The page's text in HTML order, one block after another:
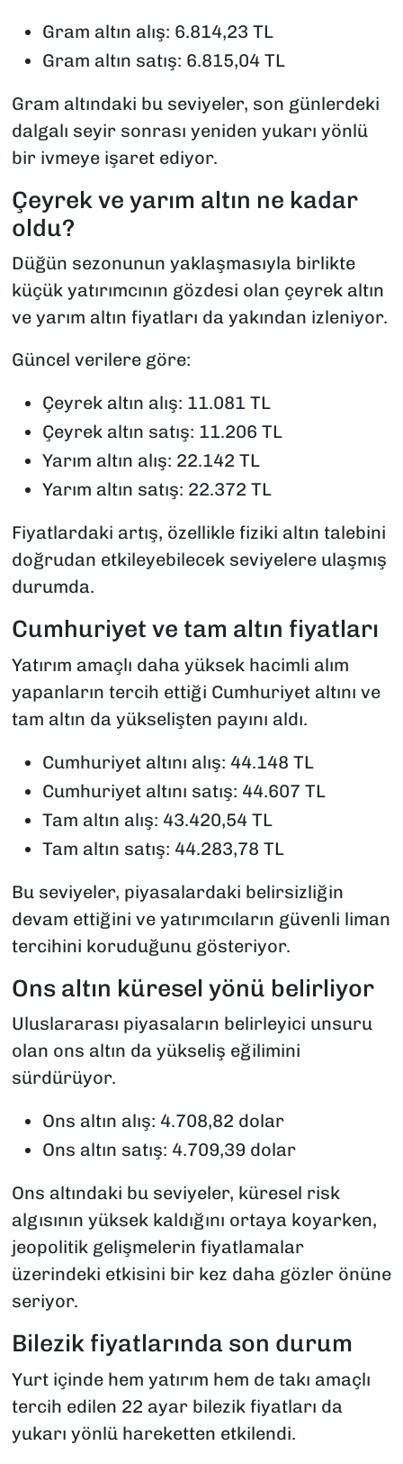
Gram altın alış: 6.814,23 TL
Gram altın satış: 6.815,04 TL
Gram altındaki bu seviyeler, son günlerdeki
dalgalı seyir sonrası yeniden yukarı yönlü
bir ivmeye işaret ediyor.
Çeyrek ve yarım altın ne kadar
oldu?
Düğün sezonunun yaklaşmasıyla birlikte
küçük yatırımcının gözdesi olan çeyrek altın
ve yarım altın fiyatları da yakından izleniyor.
Güncel verilere göre:
Çeyrek altın alış: 11.081 TL
Çeyrek altın satış: 11.206 TL
Yarım altın alış: 22.142 TL
Yarım altın satış: 22.372 TL
Fiyatlardaki artış, özellikle fiziki altın talebini
doğrudan etkileyebilecek seviyelere ulaşmış
durumda.
Cumhuriyet ve tam altın fiyatları
Yatırım amaçlı daha yüksek hacimli alım
yapanların tercih ettiği Cumhuriyet altını ve
tam altın da yükselişten payını aldı.
Cumhuriyet altını alış: 44.148 TL
Cumhuriyet altını satış: 44.607 TL
Tam altın alış: 43.420,54 TL
Tam altın satış: 44.283,78 TL
Bu seviyeler, piyasalardaki belirsizliğin
devam ettiğini ve yatırımcıların güvenli liman
tercihini koruduğunu gösteriyor.
Ons altın küresel yönü belirliyor
Uluslararası piyasaların belirleyici unsuru
olan ons altın da yükseliş eğilimini
sürdürüyor.
Ons altın alış: 4.708,82 dolar
Ons altın satış: 4.709,39 dolar
Ons altındaki bu seviyeler, küresel risk
algısının yüksek kaldığını ortaya koyarken,
jeopolitik gelişmelerin fiyatlamalar
üzerindeki etkisini bir kez daha gözler önüne
seriyor.
Bilezik fiyatlarında son durum
Yurt içinde hem yatırım hem de takı amaçlı
tercih edilen 22 ayar bilezik fiyatları da
yukarı yönlü hareketten etkilendi.